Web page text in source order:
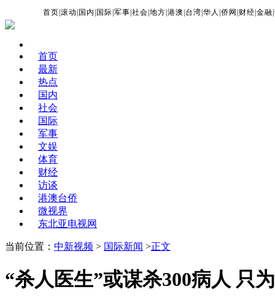
首页 |滚动 国内 国际 |军事 |社会 |地方 |港澳 台湾 |华人 |侨网 财经 |金融 |
首页
最新
热点
国内
社会
国际
军事
文娱
体育
财经
访谈
港澳台侨
微视界
东北亚电视网
当前位置： 中新视频 > 国际新闻 >正文
“杀人医生”或谋杀300病人 只